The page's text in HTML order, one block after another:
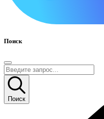
Поиск
Поиск